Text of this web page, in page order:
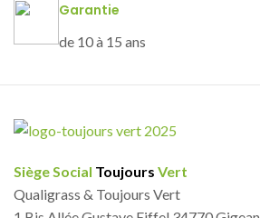
Garantie
de 10 à 15 ans
Siège Social Toujours Vert
Qualigrass & Toujours Vert